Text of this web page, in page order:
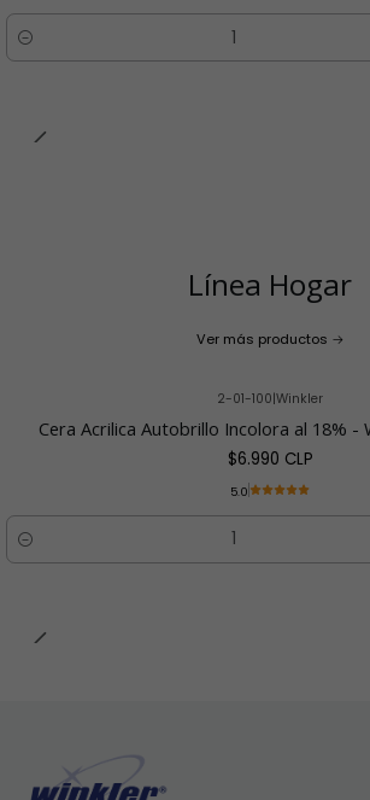
Cantidad
Línea Hogar
Ver más productos
2-01-100|Winkler
Cera Acrilica Autobrillo Incolora al 18% -
$6.990 CLP
5.0
Cantidad